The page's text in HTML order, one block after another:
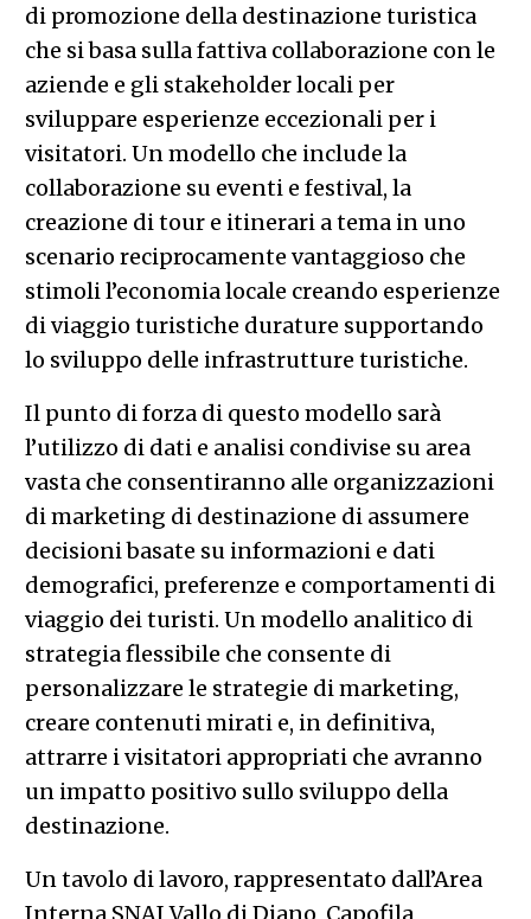
di promozione della destinazione turistica
che si basa sulla fattiva collaborazione con le
aziende e gli stakeholder locali per
sviluppare esperienze eccezionali per i
visitatori. Un modello che include la
collaborazione su eventi e festival, la
creazione di tour e itinerari a tema in uno
scenario reciprocamente vantaggioso che
stimoli l’economia locale creando esperienze
di viaggio turistiche durature supportando
lo sviluppo delle infrastrutture turistiche.
Il punto di forza di questo modello sarà
l’utilizzo di dati e analisi condivise su area
vasta che consentiranno alle organizzazioni
di marketing di destinazione di assumere
decisioni basate su informazioni e dati
demografici, preferenze e comportamenti di
viaggio dei turisti. Un modello analitico di
strategia flessibile che consente di
personalizzare le strategie di marketing,
creare contenuti mirati e, in definitiva,
attrarre i visitatori appropriati che avranno
un impatto positivo sullo sviluppo della
destinazione.
Un tavolo di lavoro, rappresentato dall’Area
Interna SNAI Vallo di Diano, Capofila